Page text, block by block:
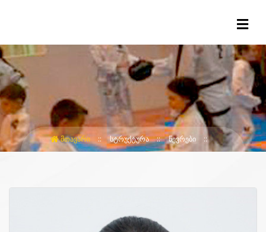
ᲛᲗᲐᲕᲐᲠᲘ ᲡᲢᲠᲣᲥᲢᲣᲠᲐ ᲬᲔᲕᲠᲔᲑᲘ